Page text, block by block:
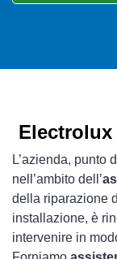
Electrolux
L’azienda, punto
nell’ambito dell’
della riparazione
installazione, è
intervenire in